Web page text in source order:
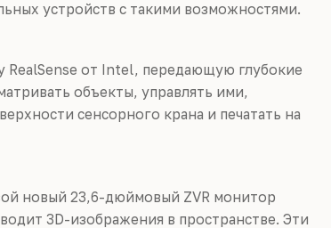
устройств с такими возможностями.
RealSense от Intel, передающую глубокие
объекты, управлять ими,
сенсорного крана и печатать на
новый 23,6-дюймовый ZVR монитор
3D-изображения в пространстве. Эти